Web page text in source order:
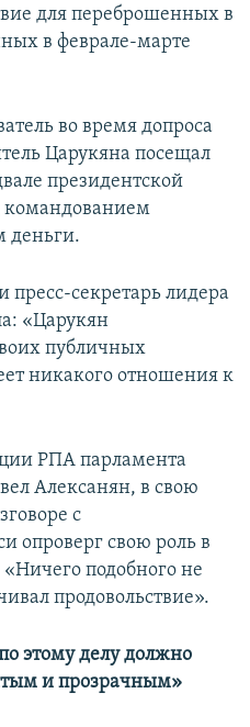
для переброшенных в
в феврале-марте
во время допроса
Царукяна посещал
президентской
командованием
деньги.
пресс-секретарь лидера
«Царукян
публичных
никакого отношения к
РПА парламента
Алексанян, в свою
с
опроверг свою роль в
подобного не
продовольствие».
этому делу должно
и прозрачным»